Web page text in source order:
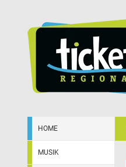
HOME
MUSIK